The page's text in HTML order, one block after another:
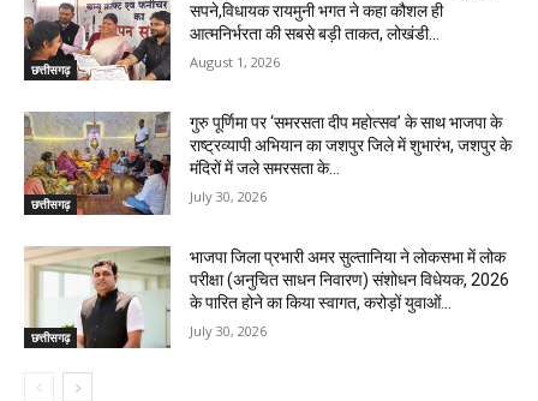
छत्तीसगढ़
सपने,विधायक रायमुनी भगत ने कहा कौशल ही
आत्मनिर्भरता की सबसे बड़ी ताकत, लोखंडी...
August 1, 2026
छत्तीसगढ़
गुरु पूर्णिमा पर ‘समरसता दीप महोत्सव’ के साथ भाजपा के
राष्ट्रव्यापी अभियान का जशपुर जिले में शुभारंभ, जशपुर के
मंदिरों में जले समरसता के...
July 30, 2026
छत्तीसगढ़
भाजपा जिला प्रभारी अमर सुल्तानिया ने लोकसभा में लोक
परीक्षा (अनुचित साधन निवारण) संशोधन विधेयक, 2026
के पारित होने का किया स्वागत, करोड़ों युवाओं...
July 30, 2026